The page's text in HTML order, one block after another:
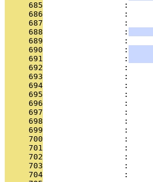
     685
:
     686
:
     687
:
     688
                 :
     689
:
     690
                 :
     691
                 :
     692
:
     693
:
     694
:
     695
:
     696
:
     697
:
     698
:
     699
:
     700
:
     701
:
     702
:
     703
:
     704
: